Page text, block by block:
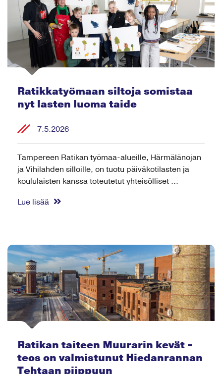
Ratikkatyömaan siltoja somistaa
nyt lasten luoma taide
7.5.2026
Tampereen Ratikan työmaa-alueille, Härmälänojan
ja Vihilahden silloille, on tuotu päiväkotilasten ja
koululaisten kanssa toteutetut yhteisölliset ...
Lue lisää
Ratikan taiteen Muurarin kevät -
teos on valmistunut Hiedanrannan
Tehtaan piippuun